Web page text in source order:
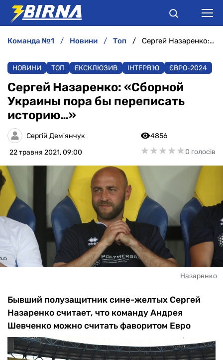
АНАЛІТИКА
ІНТЕРВ'Ю
РІЗНЕ
БУКМЕКЕРИ
команда №1 новини топ Сергей Назаренко: «Сборной Украины пора бы переписать историю…»
НОВИНИ ТОП ЕКСКЛЮЗИВ ІНТЕРВ'Ю ЄВРО-2024
Сергей Назаренко: «Сборной
Украины пора бы переписать
историю…»
Сергій Дем'янчук
22 травня 2021, 09:00
4856
★★★★★
★★★★★0 голосів
Назаренко
Бывший полузащитник сине-желтых Сергей
Назаренко считает, что команду Андрея
Шевченко можно считать фаворитом Евро